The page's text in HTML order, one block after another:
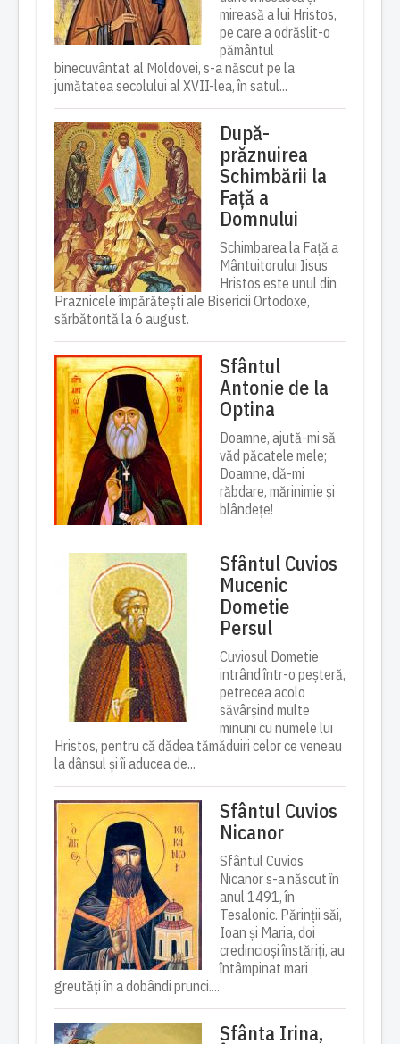
mireasă a lui Hristos,
pe care a odrăslit-o
pământul
binecuvântat al Moldovei, s-a născut pe la
jumătatea secolului al XVII-lea, în satul...
După-
prăznuirea
Schimbării la
Față a
Domnului
Schimbarea la Față a
Mântuitorului Iisus
Hristos este unul din
Praznicele împărătești ale Bisericii Ortodoxe,
sărbătorită la 6 august.
Sfântul
Antonie de la
Optina
Doamne, ajută-mi să
văd păcatele mele;
Doamne, dă-mi
răbdare, mărinimie şi
blândeţe!
Sfântul Cuvios
Mucenic
Dometie
Persul
Cuviosul Dometie
intrând într-o peșteră,
petrecea acolo
săvârșind multe
minuni cu numele lui
Hristos, pentru că dădea tămăduiri celor ce veneau
la dânsul și îi aducea de...
Sfântul Cuvios
Nicanor
Sfântul Cuvios
Nicanor s-a născut în
anul 1491, în
Tesalonic. Părinții săi,
Ioan și Maria, doi
credincioși înstăriți, au
întâmpinat mari
greutăți în a dobândi prunci....
Sfânta Irina,